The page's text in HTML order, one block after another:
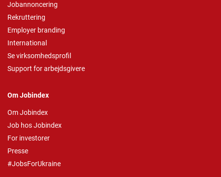
Jobannoncering
Rekruttering
Employer branding
International
Se virksomhedsprofil
Support for arbejdsgivere
Om Jobindex
Om Jobindex
Job hos Jobindex
For investorer
Presse
#JobsForUkraine